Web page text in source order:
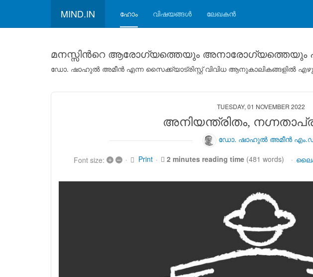
MIND.IN ഹോം വിഷയങ്ങള്‍ ലേഖകന്‍
മനസ്സിന്‍റെ ആരോഗ്യത്തെയും അനാരോഗ്യത്തെയും
ഡോ. ഷാഹുല്‍ അമീന്‍ എന്ന സൈക്ക്യാട്രിസ്റ്റ് വിവിധ ആനുകാലികങ്ങളില്‍
TUESDAY, 01 NOVEMBER 2022
അനിയന്ത്രിതം,
ഡോ. ഷാഹുല്‍ അമീന്‍
Font size: + – Print 2 minutes reading time (481 words)